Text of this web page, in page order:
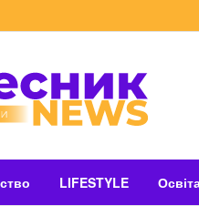
LIFESTYLE